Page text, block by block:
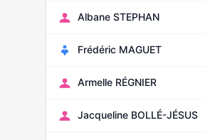
Albane STEPHAN
Frédéric MAGUET
Armelle RÉGNIER
Jacqueline BOLLÉ-JÉSUS